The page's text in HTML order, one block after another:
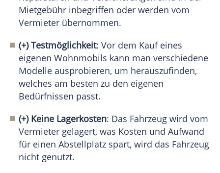
Mietgebühr inbegriffen oder werden vom
Vermieter übernommen.
(+)Testmöglichkeit: Vor dem Kauf eines
eigenen Wohnmobils kann man verschiedene
Modelle ausprobieren, um herauszufinden,
welches am besten zu den eigenen
Bedürfnissen passt.
(+) Keine Lagerkosten: Das Fahrzeug wird vom
Vermieter gelagert, was Kosten und Aufwand
für einen Abstellplatz spart, wird das Fahrzeug
nicht genutzt.